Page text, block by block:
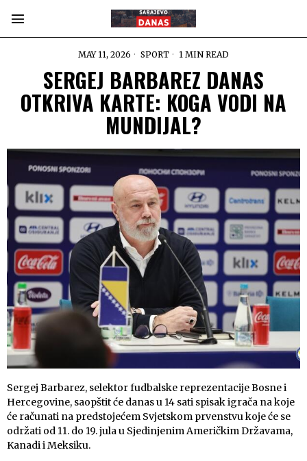
MAY 11, 2026 SPORT 1 MIN READ
SERGEJ BARBAREZ DANAS
OTKRIVA KARTE: KOGA VODI NA
MUNDIJAL?
Sergej Barbarez, selektor fudbalske reprezentacije Bosne i
Hercegovine, saopštit će danas u 14 sati spisak igrača na koje
će računati na predstojećem Svjetskom prvenstvu koje će se
održati od 11. do 19. jula u Sjedinjenim Američkim Državama,
Kanadi i Meksiku.